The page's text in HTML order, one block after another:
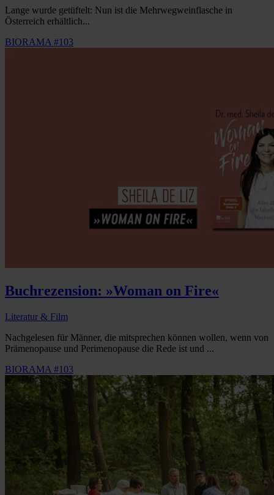
Lange wurde getüftelt: Nun ist die Mehrwegweinflasche in
Österreich erhältlich...
BIORAMA #103
Buchrezension: »Woman on Fire«
Literatur & Film
Nachgelesen für Männer, die mitsprechen können wollen, wenn von
Prämenopause und Perimenopause die Rede ist und ...
BIORAMA #103